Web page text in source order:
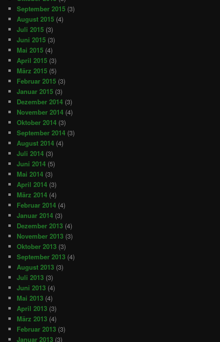
September 2015 (3)
August 2015 (4)
Juli 2015 (3)
Juni 2015 (3)
Mai 2015 (4)
April 2015 (3)
März 2015 (5)
Februar 2015 (3)
Januar 2015 (3)
Dezember 2014 (3)
November 2014 (4)
Oktober 2014 (3)
September 2014 (3)
August 2014 (4)
Juli 2014 (3)
Juni 2014 (5)
Mai 2014 (3)
April 2014 (3)
März 2014 (4)
Februar 2014 (4)
Januar 2014 (3)
Dezember 2013 (4)
November 2013 (3)
Oktober 2013 (3)
September 2013 (4)
August 2013 (3)
Juli 2013 (3)
Juni 2013 (4)
Mai 2013 (4)
April 2013 (3)
März 2013 (4)
Februar 2013 (3)
Januar 2013 (3)